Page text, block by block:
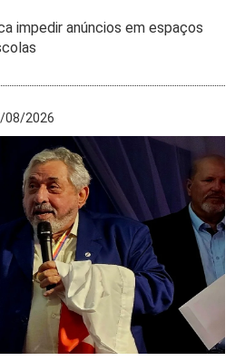
impedir anúncios em espaços
08/2026